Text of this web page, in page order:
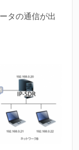
タの通信が出